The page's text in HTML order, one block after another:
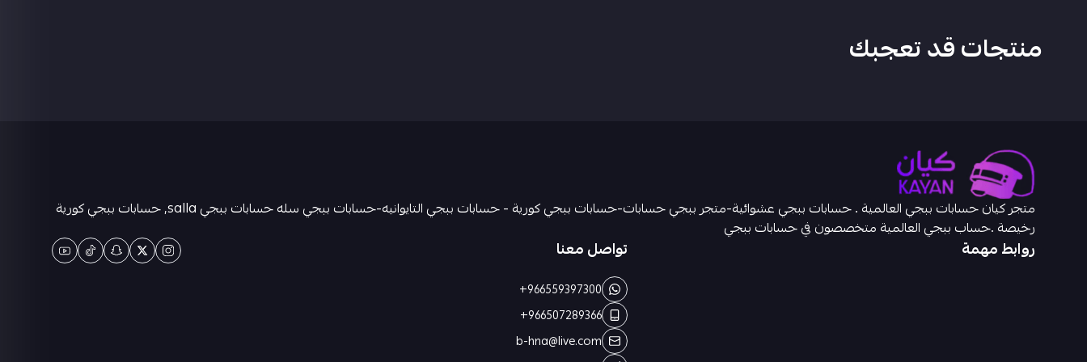
منتجات قد تعجبك
متجر كيان حسابات ببجي العالمية . حسابات ببجي عشوائية-متجر ببجي حسابات-حسابات ببجي كورية - حسابات ببجي التايوانيه-حسابات ببجي سله حسابات ببجي salla, حسابات ببجي كورية
رخيصة .حساب ببجي العالمية متخصصون في حسابات ببجي
روابط مهمة تواصل معنا
+966559397300
+966507289366
b-hna@live.com